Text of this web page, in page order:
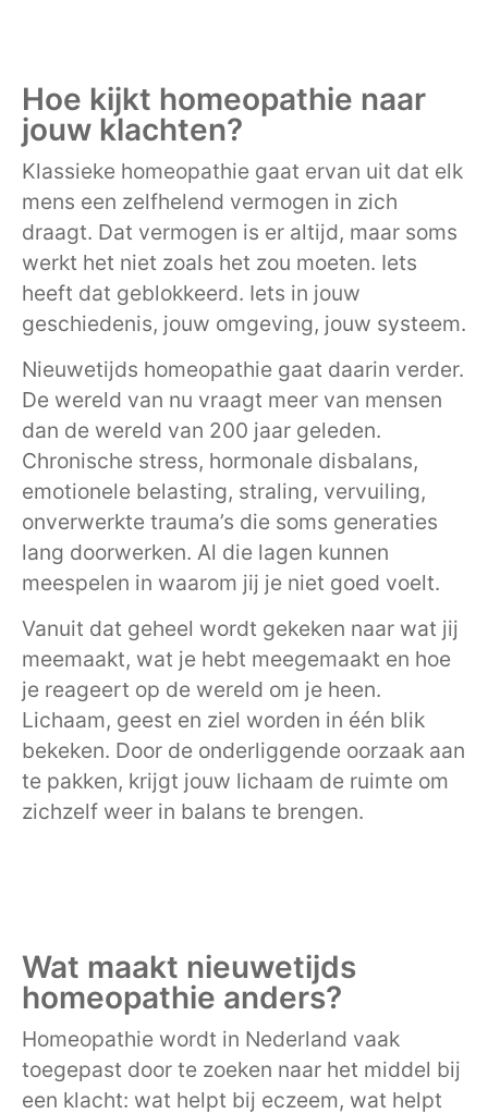
Hoe kijkt homeopathie naar
jouw klachten?
Klassieke homeopathie gaat ervan uit dat elk
mens een zelfhelend vermogen in zich
draagt. Dat vermogen is er altijd, maar soms
werkt het niet zoals het zou moeten. Iets
heeft dat geblokkeerd. Iets in jouw
geschiedenis, jouw omgeving, jouw systeem.
Nieuwetijds homeopathie gaat daarin verder.
De wereld van nu vraagt meer van mensen
dan de wereld van 200 jaar geleden.
Chronische stress, hormonale disbalans,
emotionele belasting, straling, vervuiling,
onverwerkte trauma’s die soms generaties
lang doorwerken. Al die lagen kunnen
meespelen in waarom jij je niet goed voelt.
Vanuit dat geheel wordt gekeken naar wat jij
meemaakt, wat je hebt meegemaakt en hoe
je reageert op de wereld om je heen.
Lichaam, geest en ziel worden in één blik
bekeken. Door de onderliggende oorzaak aan
te pakken, krijgt jouw lichaam de ruimte om
zichzelf weer in balans te brengen.
Wat maakt nieuwetijds
homeopathie anders?
Homeopathie wordt in Nederland vaak
toegepast door te zoeken naar het middel bij
een klacht: wat helpt bij eczeem, wat helpt